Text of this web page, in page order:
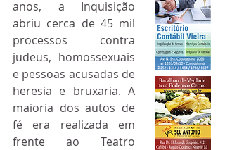
anos, a Inquisição
abriu cerca de 45 mil
processos contra
judeus, homossexuais
e pessoas acusadas de
heresia e bruxaria. A
maioria dos autos de
fé era realizada em
frente ao Teatro